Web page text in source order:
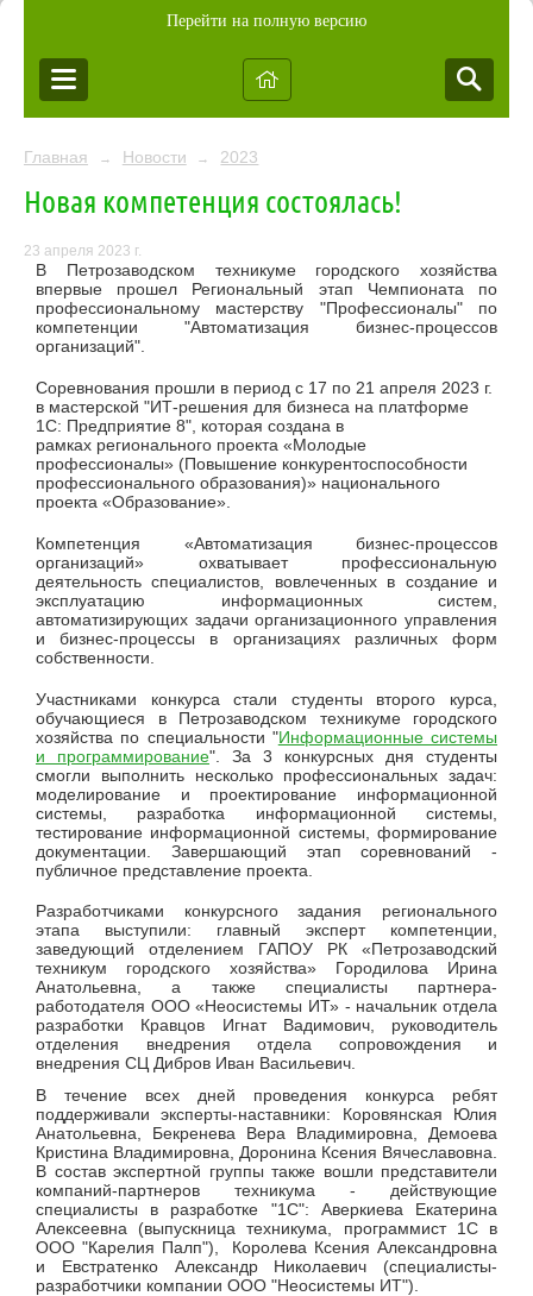
Перейти на полную версию
Главная → Новости → 2023
Новая компетенция состоялась!
23 апреля 2023 г.
В Петрозаводском техникуме городского хозяйства
впервые прошел Региональный этап Чемпионата по
профессиональному мастерству "Профессионалы" по
компетенции "Автоматизация бизнес-процессов
организаций".
Соревнования прошли в период с 17 по 21 апреля 2023 г.
в мастерской "ИТ-решения для бизнеса на платформе
1С: Предприятие 8", которая создана в
рамках регионального проекта «Молодые
профессионалы» (Повышение конкурентоспособности
профессионального образования)» национального
проекта «Образование».
Компетенция «Автоматизация бизнес-процессов
организаций» охватывает профессиональную
деятельность специалистов, вовлеченных в создание и
эксплуатацию информационных систем,
автоматизирующих задачи организационного управления
и бизнес-процессы в организациях различных форм
собственности.
Участниками конкурса стали студенты второго курса,
обучающиеся в Петрозаводском техникуме городского
хозяйства по специальности "Информационные системы
и программирование". За 3 конкурсных дня студенты
смогли выполнить несколько профессиональных задач:
моделирование и проектирование информационной
системы, разработка информационной системы,
тестирование информационной системы, формирование
документации. Завершающий этап соревнований -
публичное представление проекта.
Разработчиками конкурсного задания регионального
этапа выступили: главный эксперт компетенции,
заведующий отделением ГАПОУ РК «Петрозаводский
техникум городского хозяйства» Городилова Ирина
Анатольевна, а также специалисты партнера-
работодателя ООО «Неосистемы ИТ» - начальник отдела
разработки Кравцов Игнат Вадимович, руководитель
отделения внедрения отдела сопровождения и
внедрения СЦ Дибров Иван Васильевич.
В течение всех дней проведения конкурса ребят
поддерживали эксперты-наставники: Коровянская Юлия
Анатольевна, Бекренева Вера Владимировна, Демоева
Кристина Владимировна, Доронина Ксения Вячеславовна.
В состав экспертной группы также вошли представители
компаний-партнеров техникума - действующие
специалисты в разработке "1С": Аверкиева Екатерина
Алексеевна (выпускница техникума, программист 1С в
ООО "Карелия Палп"), Королева Ксения Александровна
и Евстратенко Александр Николаевич (специалисты-
разработчики компании ООО "Неосистемы ИТ").